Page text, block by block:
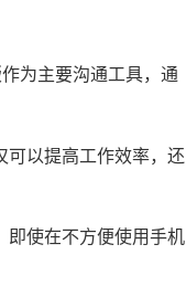
为主要沟通工具，通
可以提高工作效率，还
即使在不方便使用手机